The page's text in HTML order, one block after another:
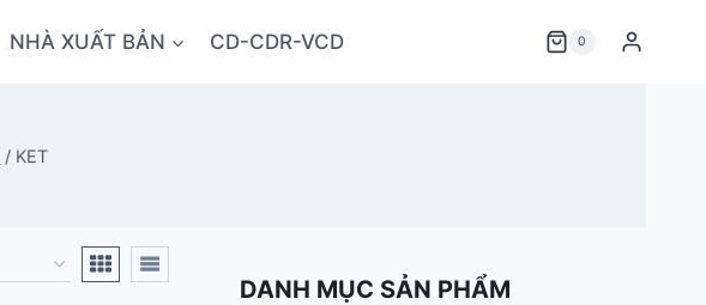
NHÀ XUẤT BẢN CD-CDR-VCD 0
/ KET
DANH MỤC SẢN PHẨM